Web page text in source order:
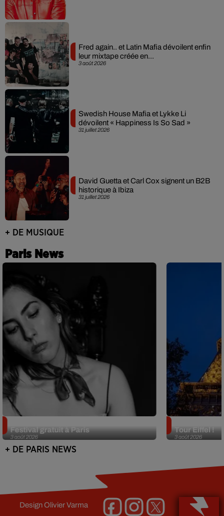
3 août 2026
Fred again.. et Latin Mafia dévoilent enfin
leur mixtape créée en...
31 juillet 2026
Swedish House Mafia et Lykke Li
dévoilent « Happiness Is So Sad »
31 juillet 2026
David Guetta et Carl Cox signent un B2B
historique à Ibiza
+ DE MUSIQUE
Paris News
3 août 2026
Festival gratuit à Paris
3 août 2026
Tour Eiffel !
+ DE PARIS NEWS
DesignOlivier Varma